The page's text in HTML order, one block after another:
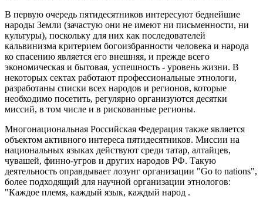
В первую очередь пятидесятников интересуют беднейшие
народы Земли (зачастую они не имеют ни письменности, ни
культуры), поскольку для них как последователей
кальвинизма критерием богоизбранности человека и народа
ко спасению является его внешняя, и прежде всего
экономическая и бытовая, успешность - уровень жизни. В
некоторых сектах работают профессиональные этнологи,
разработаны списки всех народов и регионов, которые
необходимо посетить, регулярно организуются десятки
миссий, в том числе и в рискованные регионы.
Многонациональная Российская Федерация также является
объектом активного интереса пятидесятников. Миссии на
национальных языках действуют среди татар, алтайцев,
чувашей, финно-угров и других народов РФ. Такую
деятельность оправдывает лозунг организации "Go to nations",
более подходящий для научной организации этнологов:
"Каждое племя, каждый язык, каждый народ .